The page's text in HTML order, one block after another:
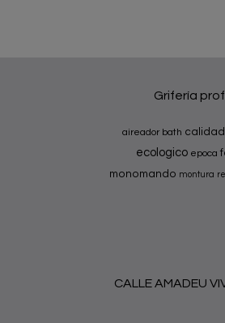
Grifería
aireador bath calidad
ecologico epoca
monomando montura
CALLE AMADEU